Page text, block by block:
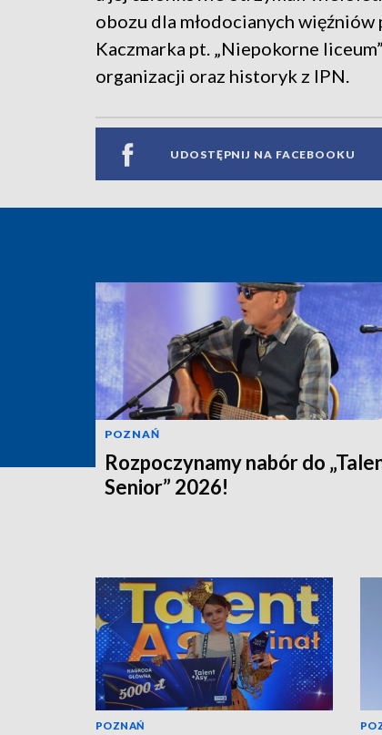
obozu dla młodocianych
Kaczmarka pt. „Niepokorne
organizacji oraz historyk z IPN.
UDOSTĘPNIJ NA FACEBOOKU
POZNAŃ
Rozpoczynamy nabór do
Senior” 2026!
POZNAŃ